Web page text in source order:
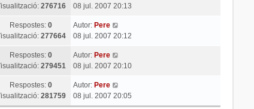
276716
08 jul. 2007 20:13
Respostes:0
277664
Autor: Pere
08 jul. 2007 20:12
Respostes:0
279451
Autor: Pere
08 jul. 2007 20:10
Respostes:0
281759
Autor: Pere
08 jul. 2007 20:05